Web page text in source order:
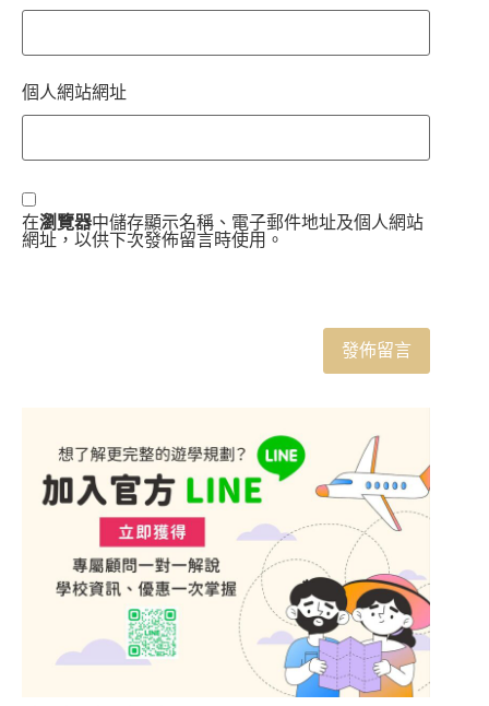
個人網站網址
在瀏覽器中儲存顯示名稱、電子郵件地址及個人網站
網址，以供下次發佈留言時使用。